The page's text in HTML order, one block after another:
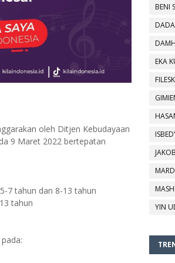
oleh Ditjen Kebudayaan
9 Maret 2022 bertepatan
7 tahun dan 8-13 tahun
tahun
BENI
EKA
YIN